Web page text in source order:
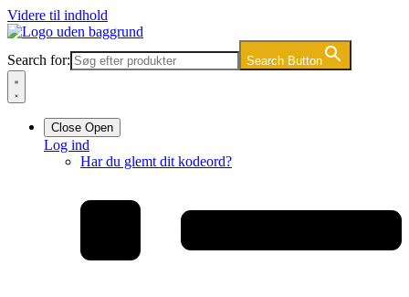
Videre til indhold
Search for: Search Button
Close Open
Log ind
Har du glemt dit kodeord?